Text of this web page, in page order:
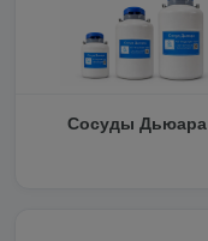
Сосуды Дьюара